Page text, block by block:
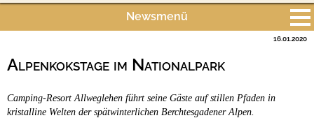
Ganzjährig geöffnet
Newsmenü
Campingplätze
Camping & Caravan
Alpenkokstage im Nationalpark
16.01.2020
Camping-Resort Allweglehen führt seine Gäste auf stillen Pfaden in
kristalline Welten der spätwinterlichen Berchtesgadener Alpen.